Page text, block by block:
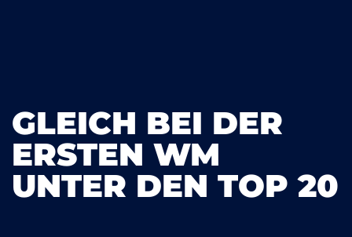
GLEICH BEI DER
ERSTEN WM
UNTER DEN TOP 20